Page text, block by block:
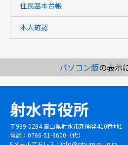
住民基本台帳
本人確認
パソコン版の表示
射水市役所
〒939-0294 富山県射水市新開発410番地1
電話：0766-51-6600（代）